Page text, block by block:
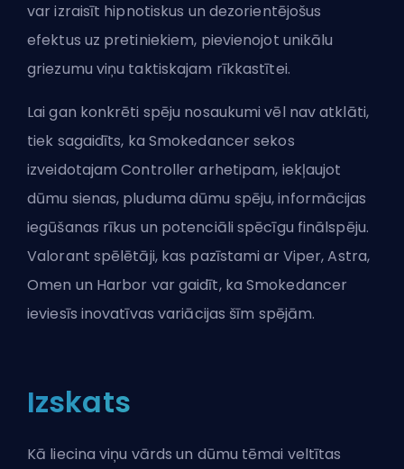
var izraisīt hipnotiskus un dezorientējošus
efektus uz pretiniekiem, pievienojot unikālu
griezumu viņu taktiskajam rīkkastītei.
Lai gan konkrēti spēju nosaukumi vēl nav atklāti,
tiek sagaidīts, ka Smokedancer sekos
izveidotajam Controller arhetipam, iekļaujot
dūmu sienas, pluduma dūmu spēju, informācijas
iegūšanas rīkus un potenciāli spēcīgu finālspēju.
Valorant spēlētāji, kas pazīstami ar Viper, Astra,
Omen un Harbor var gaidīt, ka Smokedancer
ieviesīs inovatīvas variācijas šīm spējām.
Izskats
Kā liecina viņu vārds un dūmu tēmai veltītas